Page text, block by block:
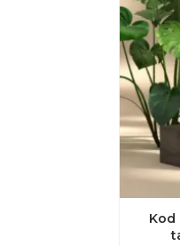
Kod